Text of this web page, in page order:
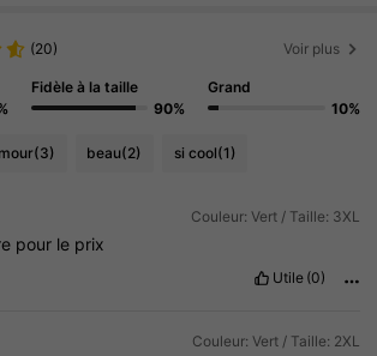
(20) Voir plus
Fidèle à la taille
90%
Grand
10%
(3) beau(2) si cool(1)
Couleur: Vert / Taille: 3XL
pour le prix
Utile (0)
Couleur: Vert / Taille: 2XL